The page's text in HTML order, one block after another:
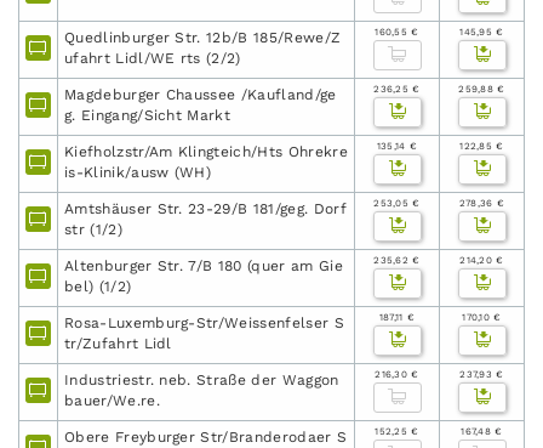
Quedlinburger Str. 12b/B 185/Rewe/Z
ufahrt Lidl/WE rts (2/2)
160,55 € 145,95 €
Magdeburger Chaussee /Kaufland/ge
g. Eingang/Sicht Markt
236,25 € 259,88 €
Kiefholzstr/Am Klingteich/Hts Ohrekre
is-Klinik/ausw (WH)
135,14 € 122,85 €
Amtshäuser Str. 23-29/B 181/geg. Dorf
str (1/2)
253,05 € 278,36 €
Altenburger Str. 7/B 180 (quer am Gie
bel) (1/2)
235,62 € 214,20 €
Rosa-Luxemburg-Str/Weissenfelser S
tr/Zufahrt Lidl
187,11 € 170,10 €
Industriestr. neb. Straße der Waggon
bauer/We.re.
216,30 € 237,93 €
Obere Freyburger Str/Branderodaer S
152,25 € 167,48 €